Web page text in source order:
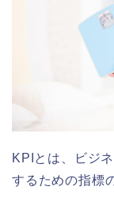
KPIとは、ビジ
するための指標